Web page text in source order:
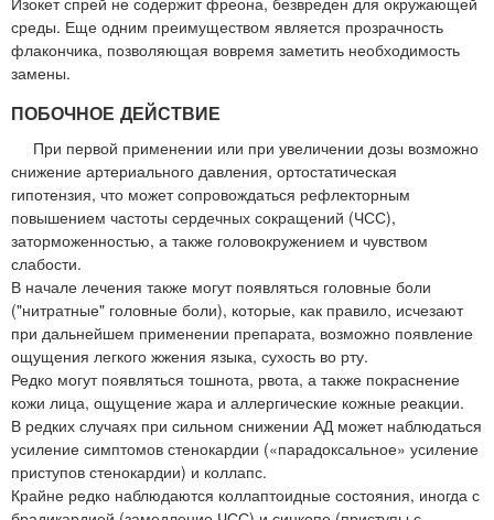
среды. Еще одним преимуществом является прозрачность
флакончика, позволяющая вовремя заметить необходимость
замены.
ПОБОЧНОЕ ДЕЙСТВИЕ
При первой применении или при увеличении дозы возможно
снижение артериального давления, ортостатическая
гипотензия, что может сопровождаться рефлекторным
повышением частоты сердечных сокращений (ЧСС),
заторможенностью, а также головокружением и чувством
слабости.
В начале лечения также могут появляться головные боли
("нитратные" головные боли), которые, как правило, исчезают
при дальнейшем применении препарата, возможно появление
ощущения легкого жжения языка, сухость во рту.
Редко могут появляться тошнота, рвота, а также покраснение
кожи лица, ощущение жара и аллергические кожные реакции.
В редких случаях при сильном снижении АД может наблюдаться
усиление симптомов стенокардии («парадоксальное» усиление
приступов стенокардии) и коллапс.
Крайне редко наблюдаются коллаптоидные состояния, иногда с